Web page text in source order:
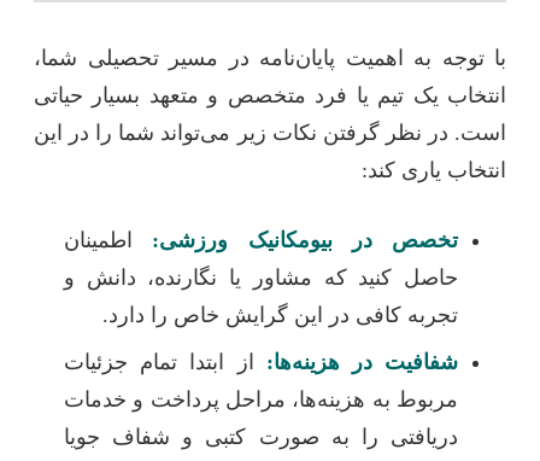
با توجه به اهمیت پایان‌نامه در مسیر تحصیلی شما،
انتخاب یک تیم یا فرد متخصص و متعهد بسیار حیاتی
است. در نظر گرفتن نکات زیر می‌تواند شما را در این
انتخاب یاری کند:
تخصص در بیومکانیک ورزشی: اطمینان
حاصل کنید که مشاور یا نگارنده، دانش و
تجربه کافی در این گرایش خاص را دارد.
شفافیت در هزینه‌ها: از ابتدا تمام جزئیات
مربوط به هزینه‌ها، مراحل پرداخت و خدمات
دریافتی را به صورت کتبی و شفاف جویا